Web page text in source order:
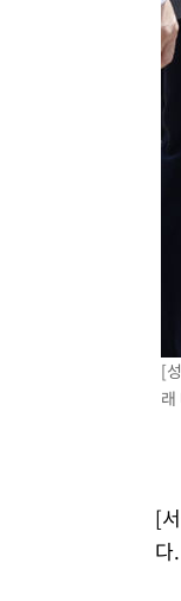
[속보]
[
[
다.